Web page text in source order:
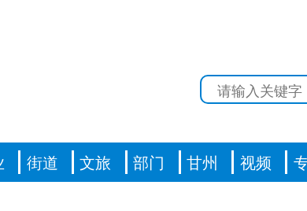
街道 文旅 部门 甘州 视频